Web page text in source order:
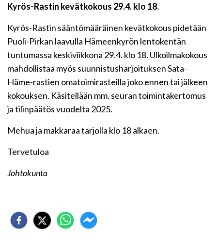
Kyrös-Rastin kevätkokous 29.4. klo 18.
Kyrös-Rastin sääntömääräinen kevätkokous pidetään
Puoli-Pirkan laavulla Hämeenkyrön lentokentän
tuntumassa keskiviikkona 29.4. klo 18. Ulkoilmakokous
mahdollistaa myös suunnistusharjoituksen Sata-
Häme-rastien omatoimirasteilla joko ennen tai jälkeen
kokouksen. Käsitellään mm. seuran toimintakertomus
ja tilinpäätös vuodelta 2025.
Mehua ja makkaraa tarjolla klo 18 alkaen.
Tervetuloa
Johtokunta